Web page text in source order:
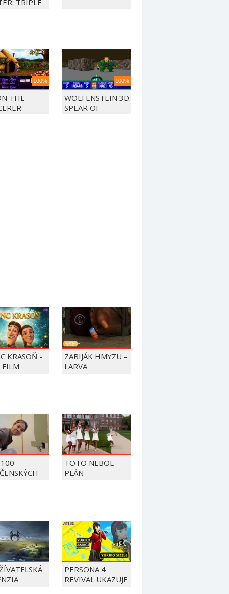
TRIPLE
100%
THE
100%
WOLFENSTEIN 3D:
SPEAR OF
KRASOŇ -
FILM
ZABIJÁK HMYZU –
LARVA
TOTO NEBOL
PLÁN
PERSONA 4
REVIVAL UKAZUJE